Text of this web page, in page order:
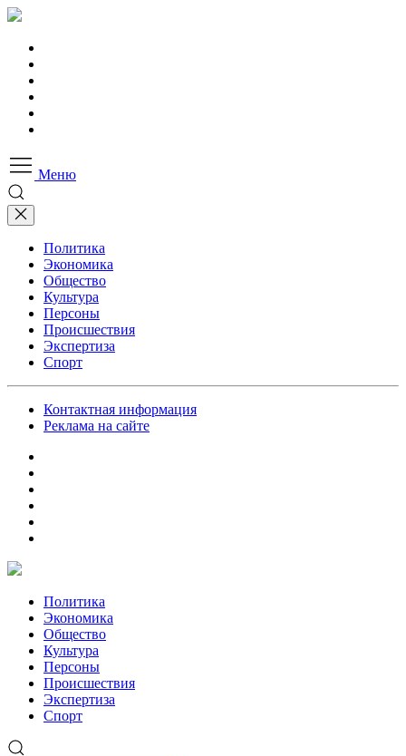
Меню
Политика
Экономика
Общество
Культура
Персоны
Происшествия
Экспертиза
Спорт
Контактная информация
Реклама на сайте
Политика
Экономика
Общество
Культура
Персоны
Происшествия
Экспертиза
Спорт